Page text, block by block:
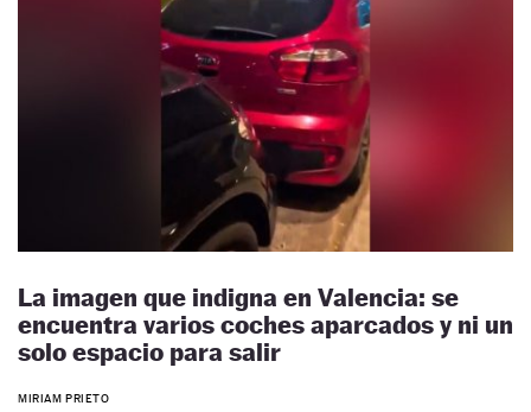
La imagen que indigna en Valencia: se
encuentra varios coches aparcados y ni un
solo espacio para salir
MIRIAM PRIETO